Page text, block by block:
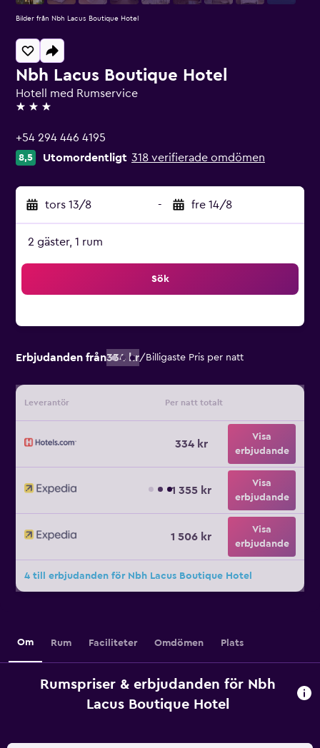
Nbh Lacus Boutique Hotel
Hotell med Rumservice
3 stjärnor
+54 294 446 4195
8,5 Utomordentligt 318 verifierade omdömen
tors 13/8 - fre 14/8
2 gäster, 1 rum
Sök
Erbjudanden från334 kr/ Billigaste Pris per natt
Leverantör Per natt totalt
334 kr
Visa
erbjudande
1 355 kr
Visa
erbjudande
1 506 kr
Visa
erbjudande
4 till erbjudanden för Nbh Lacus Boutique Hotel
Bilder från Nbh Lacus Boutique Hotel
Om Rum Faciliteter Omdömen Plats
Rumspriser & erbjudanden för Nbh
Lacus Boutique Hotel